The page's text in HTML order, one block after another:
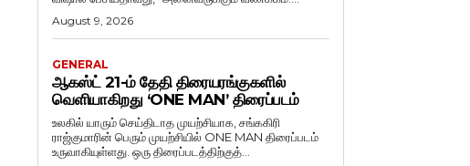
August 9, 2026
GENERAL
ஆகஸ்ட் 21-ம் தேதி திரையரங்குகளில்
வெளியாகிறது ‘ONE MAN’ திரைப்படம்
உலகில் யாரும் செய்திடாத முயற்சியாக, சங்ககிரி
ராஜ்குமாரின் பெரும் முயற்சியில் ONE MAN திரைப்படம்
உருவாகியுள்ளது. ஒரு திரைப்படத்திற்குத்...